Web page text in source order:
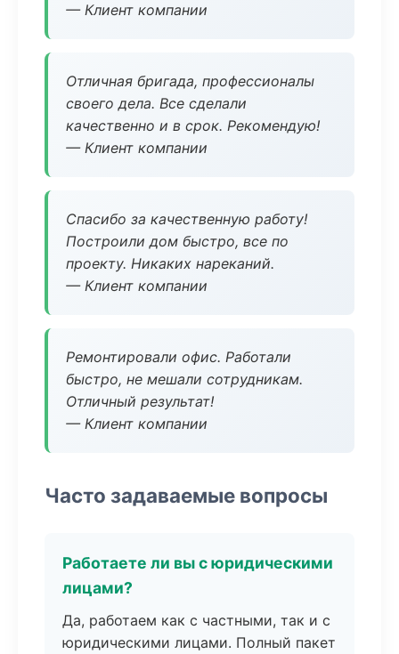
— Клиент компании
Отличная бригада, профессионалы
своего дела. Все сделали
качественно и в срок. Рекомендую!
— Клиент компании
Спасибо за качественную работу!
Построили дом быстро, все по
проекту. Никаких нареканий.
— Клиент компании
Ремонтировали офис. Работали
быстро, не мешали сотрудникам.
Отличный результат!
— Клиент компании
Часто задаваемые вопросы
Работаете ли вы с юридическими
лицами?
Да, работаем как с частными, так и с
юридическими лицами. Полный пакет